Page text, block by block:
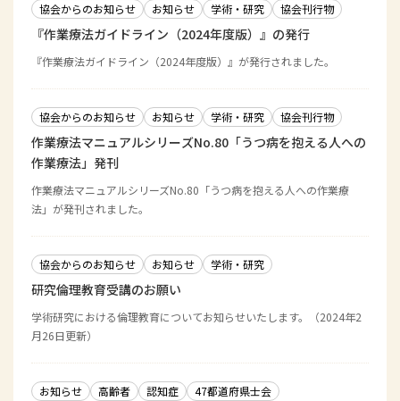
協会からのお知らせ お知らせ 学術・研究 協会刊行物
『作業療法ガイドライン（2024年度版）』の発行
『作業療法ガイドライン（2024年度版）』が発行されました。
協会からのお知らせ お知らせ 学術・研究 協会刊行物
作業療法マニュアルシリーズNo.80「うつ病を抱える人への
作業療法」発刊
作業療法マニュアルシリーズNo.80「うつ病を抱える人への作業療
法」が発刊されました。
協会からのお知らせ お知らせ 学術・研究
研究倫理教育受講のお願い
学術研究における倫理教育についてお知らせいたします。（2024年2
月26日更新）
お知らせ 高齢者 認知症 47都道府県士会